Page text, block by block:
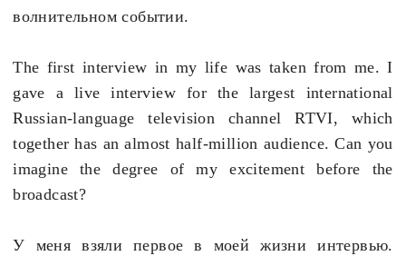
волнительном событии.
The first interview in my life was taken from me. I
gave a live interview for the largest international
Russian-language television channel RTVI, which
together has an almost half-million audience. Can you
imagine the degree of my excitement before the
broadcast?
У меня взяли первое в моей жизни интервью.